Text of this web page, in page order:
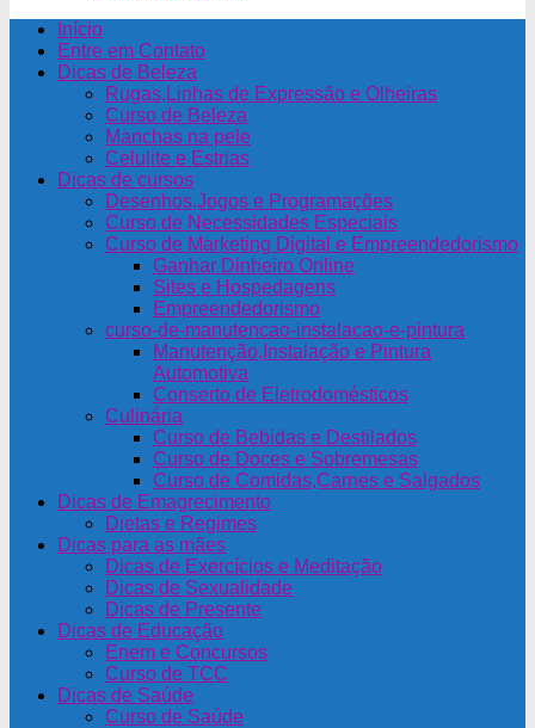
Início
Entre em Contato
Dicas de Beleza
Rugas,Linhas de Expressão e Olheiras
Curso de Beleza
Manchas na pele
Celulite e Estrias
Dicas de cursos
Desenhos,Jogos e Programações
Curso de Necessidades Especiais
Curso de Marketing Digital e Empreendedorismo
Ganhar Dinheiro Online
Sites e Hospedagens
Empreendedorismo
curso-de-manutencao-instalacao-e-pintura
Manutenção,Instalação e Pintura
Automotiva
Conserto de Eletrodomésticos
Culinária
Curso de Bebidas e Destilados
Curso de Doces e Sobremesas
Curso de Comidas,Carnes e Salgados
Dicas de Emagrecimento
Dietas e Regimes
Dicas para as mães
Dicas de Exercícios e Meditação
Dicas de Sexualidade
Dicas de Presente
Dicas de Educação
Enem e Concursos
Curso de TCC
Dicas de Saúde
Curso de Saúde